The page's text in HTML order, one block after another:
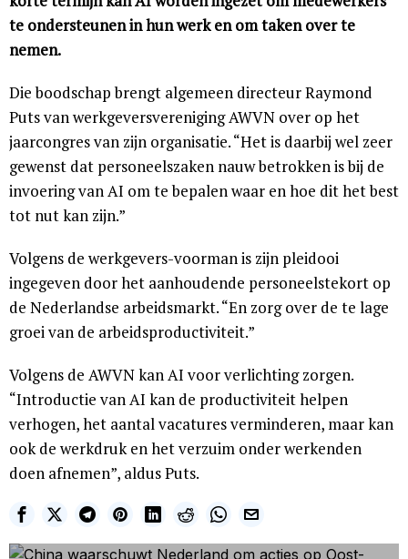
te ondersteunen in hun werk en om taken over te
nemen.
Die boodschap brengt algemeen directeur Raymond
Puts van werkgeversvereniging AWVN over op het
jaarcongres van zijn organisatie. “Het is daarbij wel zeer
gewenst dat personeelszaken nauw betrokken is bij de
invoering van AI om te bepalen waar en hoe dit het best
tot nut kan zijn.”
Volgens de werkgevers-voorman is zijn pleidooi
ingegeven door het aanhoudende personeelstekort op
de Nederlandse arbeidsmarkt. “En zorg over de te lage
groei van de arbeidsproductiviteit.”
Volgens de AWVN kan AI voor verlichting zorgen.
“Introductie van AI kan de productiviteit helpen
verhogen, het aantal vacatures verminderen, maar kan
ook de werkdruk en het verzuim onder werkenden
doen afnemen”, aldus Puts.